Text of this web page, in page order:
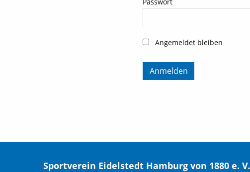
Angemeldet bleiben
Sportverein Eidelstedt Hamburg von 1880 e. V.